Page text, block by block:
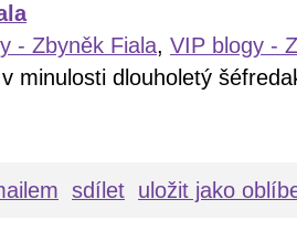
- Zbyněk Fiala, VIP blogy -
minulosti dlouholetý
sdílet uložit jako